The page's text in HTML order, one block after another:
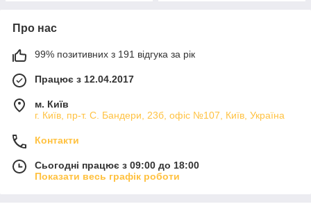
Про нас
99% позитивних з 191 відгука за рік
Працює з 12.04.2017
м. Київ
г. Київ, пр-т. С. Бандери, 23б, офіс №107, Київ, Україна
Контакти
Сьогодні працює з 09:00 до 18:00
Показати весь графік роботи